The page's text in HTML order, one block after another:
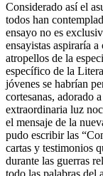
Considerado así el
todos han
ensayo no es
ensayistas aspiraría
atropellos de la
específico de la
jóvenes se habrían
cortesanas, adorado
extraordinaria luz
el mensaje de la
pudo escribir las
cartas y testimonios
durante las guerras